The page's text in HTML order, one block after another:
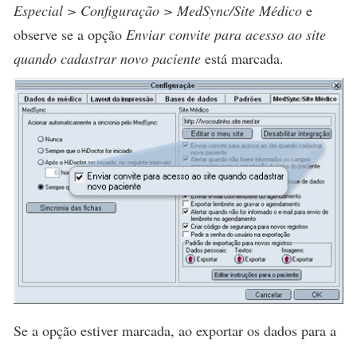
Especial > Configuração > MedSync/Site Médico e
observe se a opção Enviar convite para acesso ao site
quando cadastrar novo paciente está marcada.
Se a opção estiver marcada, ao exportar os dados para a